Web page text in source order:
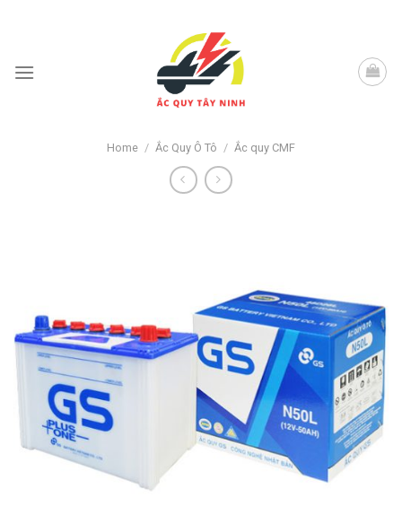
Home / Ắc Quy Ô Tô / Ắc quy CMF